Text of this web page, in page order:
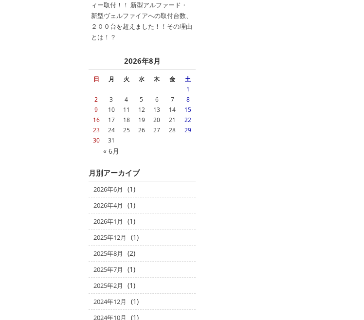
ィー取付！！ 新型アルファード・
新型ヴェルファイアへの取付台数、
２００台を超えました！！その理由
とは！？
2026年8月
日 月 火 水 木 金 土
« 6月
1
2
3 4 5 6 7
8
9
10 11 12 13 14
15
16
17 18 19 20 21
22
23
24 25 26 27 28
29
30
31
月別アーカイブ
2026年6月 (1)
2026年4月 (1)
2026年1月 (1)
2025年12月 (1)
2025年8月 (2)
2025年7月 (1)
2025年2月 (1)
2024年12月 (1)
2024年10月 (1)